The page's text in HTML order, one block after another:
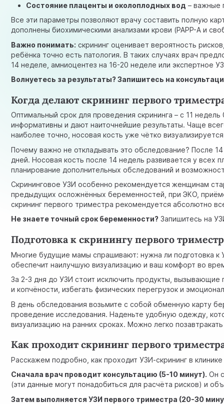
Состояние плаценты и околоплодных вод – важные
Все эти параметры позволяют врачу составить полную
дополнены биохимическими анализами крови (PAPP-A и
Важно понимать: скрининг оценивает вероятность
ребёнка точно есть патология. В таких случаях врач
14 неделе, амниоцентез на 16-20 неделе или экспертное
Волнуетесь за результаты? Запишитесь на
Когда делают скрининг первого
Оптимальный срок для проведения скрининга – с 11
информативны и дают наиточнейшие результаты. Чаще
наиболее точно, носовая кость уже чётко
Почему важно не откладывать это обследование? После
дней. Носовая кость после 14 недель развивается у
планирование дополнительных обследований и
Скрининговое УЗИ особенно рекомендуется женщинам
предыдущих осложнённых беременностей, при ЭКО,
скрининг первого триместра рекомендуется абсолютно
Не знаете точный срок беременности? Запишитесь на
Подготовка к скринингу первого
Многие будущие мамы спрашивают: нужна ли подготовка к
обеспечит наилучшую визуализацию и ваш комфорт во
За 2-3 дня до УЗИ стоит исключить продукты, вызывающие
и копчёности, избегать физических перегрузок и
В день обследования возьмите с собой обменную карту
проведение исследования. Наденьте удобную одежду,
визуализацию на ранних сроках. Можно легко
Как проходит скрининг первого
Расскажем подробно, как проходит УЗИ-скрининг в
Сначала врач проводит консультацию (5-10 минут). Он
(эти данные могут понадобиться для расчёта рисков) и
Затем выполняется УЗИ первого триместра (20-30